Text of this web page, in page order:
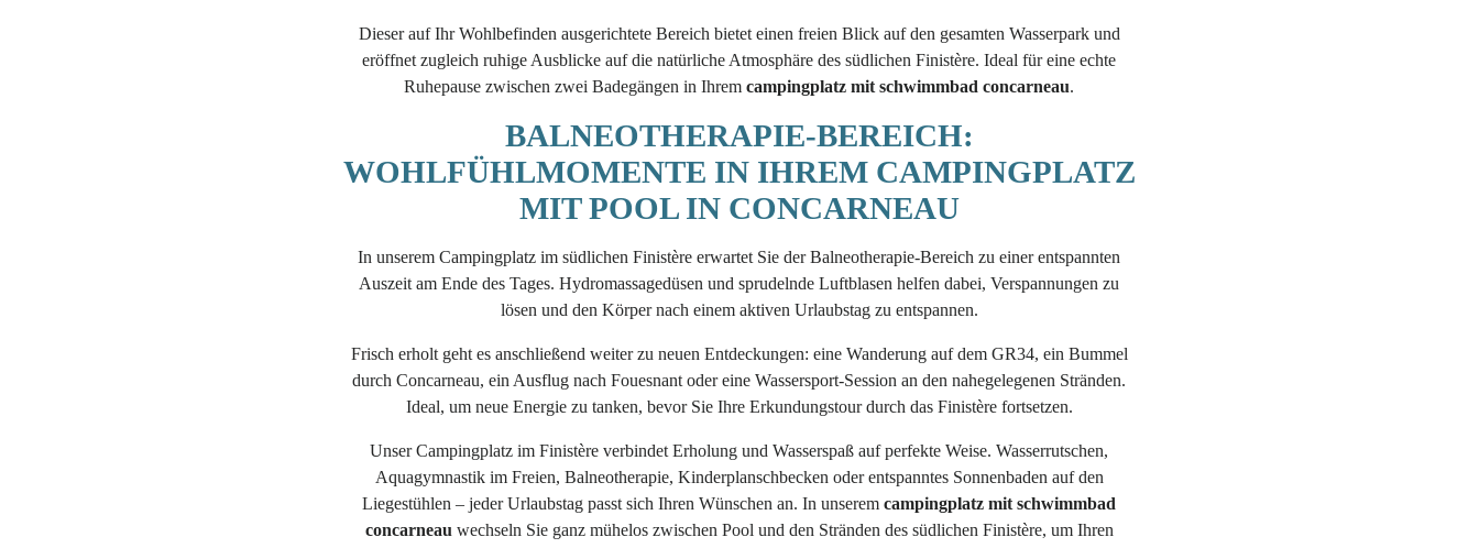
Dieser auf Ihr Wohlbefinden ausgerichtete Bereich bietet einen freien Blick auf den gesamten Wasserpark und
eröffnet zugleich ruhige Ausblicke auf die natürliche Atmosphäre des südlichen Finistère. Ideal für eine echte
Ruhepause zwischen zwei Badegängen in Ihremcampingplatz mit schwimmbad concarneau.
BALNEOTHERAPIE-BEREICH:
WOHLFÜHLMOMENTE IN IHREM CAMPINGPLATZ
MIT POOL IN CONCARNEAU
In unserem Campingplatz im südlichen Finistère erwartet Sie der Balneotherapie-Bereich zu einer entspannten
Auszeit am Ende des Tages. Hydromassagedüsen und sprudelnde Luftblasen helfen dabei, Verspannungen zu
lösen und den Körper nach einem aktiven Urlaubstag zu entspannen.
Frisch erholt geht es anschließend weiter zu neuen Entdeckungen: eine Wanderung auf dem GR34, ein Bummel
durch Concarneau, ein Ausflug nach Fouesnant oder eine Wassersport-Session an den nahegelegenen Stränden.
Ideal, um neue Energie zu tanken, bevor Sie Ihre Erkundungstour durch das Finistère fortsetzen.
Unser Campingplatz im Finistère verbindet Erholung und Wasserspaß auf perfekte Weise. Wasserrutschen,
Aquagymnastik im Freien, Balneotherapie, Kinderplanschbecken oder entspanntes Sonnenbaden auf den
Liegestühlen – jeder Urlaubstag passt sich Ihren Wünschen an. In unseremcampingplatz mit schwimmbad
concarneau wechseln Sie ganz mühelos zwischen Pool und den Stränden des südlichen Finistère, um Ihren